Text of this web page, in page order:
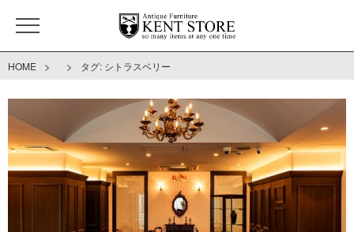
HOME > > タグ: シトラスベリー